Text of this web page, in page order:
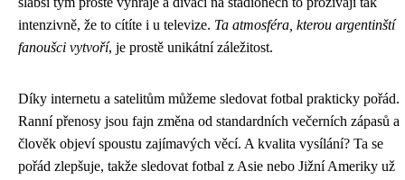
intenzivně, že to cítíte i u televize. Ta atmosféra, kterou argentinští
fanoušci vytvoří, je prostě unikátní záležitost.
Díky internetu a satelitům můžeme sledovat fotbal prakticky pořád.
Ranní přenosy jsou fajn změna od standardních večerních zápasů a
člověk objeví spoustu zajímavých věcí. A kvalita vysílání? Ta se
pořád zlepšuje, takže sledovat fotbal z Asie nebo Jižní Ameriky už